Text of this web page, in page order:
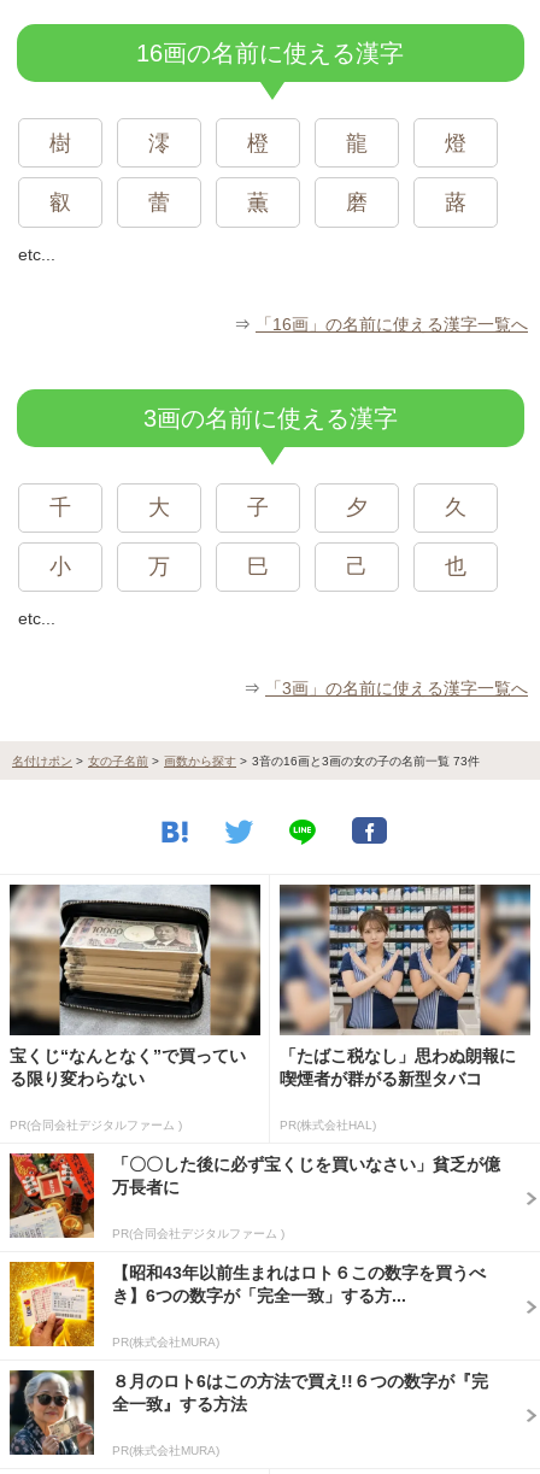
16画の名前に使える漢字
樹 澪 橙 龍 燈
叡 蕾 薫 磨 蕗
etc...
⇒ 「16画」の名前に使える漢字一覧へ
3画の名前に使える漢字
千 大 子 夕 久
小 万 巳 己 也
etc...
⇒ 「3画」の名前に使える漢字一覧へ
名付けポン > 女の子名前 > 画数から探す > 3音の16画と3画の女の子の名前一覧 73件
宝くじ“なんとなく”で買ってい
る限り変わらない
PR(合同会社デジタルファーム )
「たばこ税なし」思わぬ朗報に
喫煙者が群がる新型タバコ
PR(株式会社HAL)
「〇〇した後に必ず宝くじを買いなさい」貧乏が億
万長者に
PR(合同会社デジタルファーム )
【昭和43年以前生まれはロト６この数字を買うべ
き】6つの数字が「完全一致」する方...
PR(株式会社MURA)
８月のロト6はこの方法で買え!!６つの数字が『完
全一致』する方法
PR(株式会社MURA)